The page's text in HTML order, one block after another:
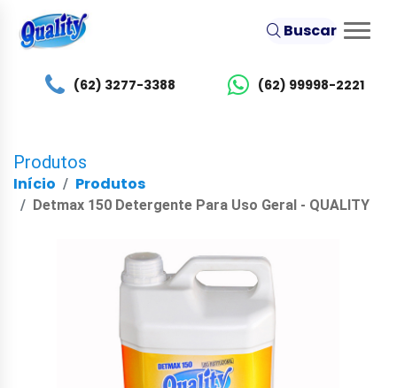
Buscar
(62) 3277-3388 (62) 99998-2221
Produtos
Início Produtos
Detmax 150 Detergente Para Uso Geral - QUALITY